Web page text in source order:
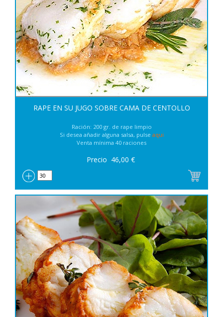
RAPE EN SU JUGO SOBRE CAMA DE CENTOLLO
Ración: 200 gr. de rape limpio
Si desea añadir alguna salsa, pulse aqui
Venta mínima 40 raciones
Precio 46,00 €